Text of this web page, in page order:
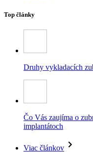
Top články
Druhy vykladacích
Čo Vás zaujíma o
implantátoch
Viac článkov